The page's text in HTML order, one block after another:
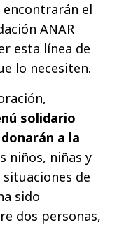
el
ANAR
esta línea de
lo necesiten.
solidario
a la
niños, niñas y
de
sido
dos personas,